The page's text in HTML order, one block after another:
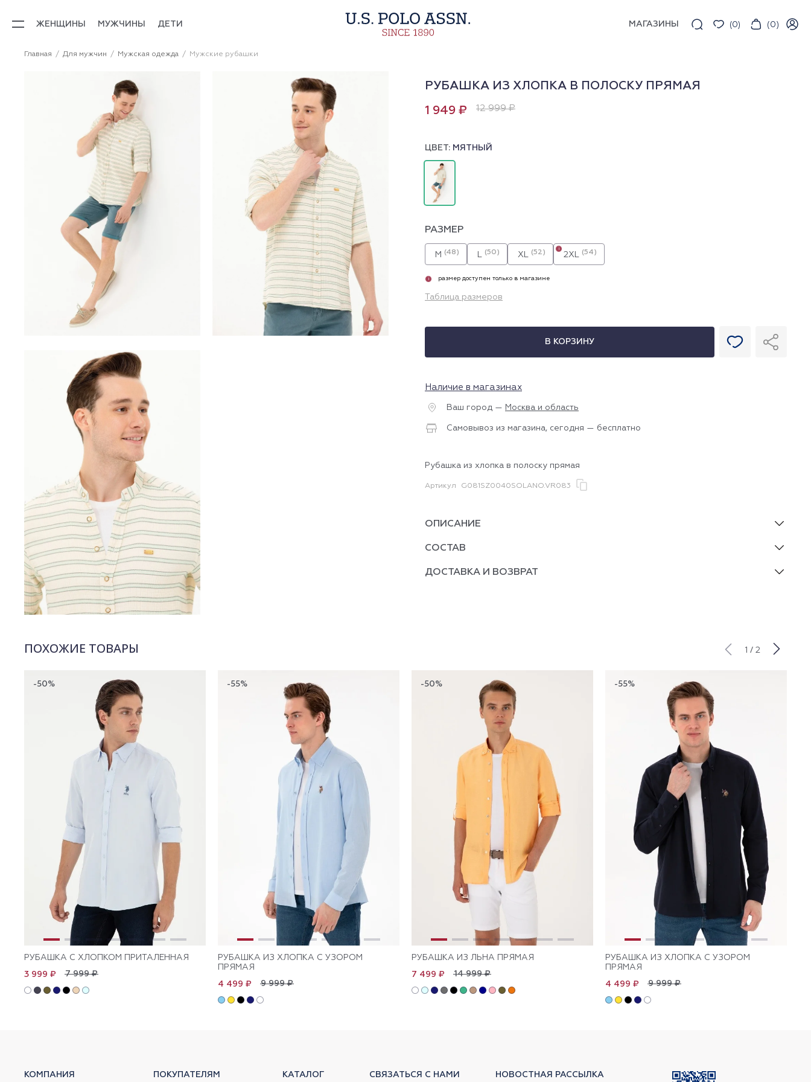
ЖЕНЩИНЫ МУЖЧИНЫ ДЕТИ МАГАЗИНЫ (0) (0)
Главная Для мужчин Мужская одежда Мужские рубашки
РУБАШКА ИЗ ХЛОПКА В ПОЛОСКУ ПРЯМАЯ
1 949 ₽ 12 999 ₽
ЦВЕТ: МЯТНЫЙ
РАЗМЕР
M (48) L (50) XL (52) 2XL (54)
i
i размер доступен только в магазине
Таблица размеров
В КОРЗИНУ
Наличие в магазинах
Ваш город — Москва и область
Самовывоз из магазина, сегодня — бесплатно
Рубашка из хлопка в полоску прямая
Артикул G081SZ0040SOLANO.VR083
ОПИСАНИЕ
СОСТАВ
ДОСТАВКА И ВОЗВРАТ
ПОХОЖИЕ ТОВАРЫ 1 / 2
-50%
РУБАШКА С ХЛОПКОМ ПРИТАЛЕННАЯ
7 999 ₽
3 999 ₽
-55%
РУБАШКА ИЗ ХЛОПКА С УЗОРОМ
ПРЯМАЯ
9 999 ₽
4 499 ₽
-50%
РУБАШКА ИЗ ЛЬНА ПРЯМАЯ
14 999 ₽
7 499 ₽
-55%
РУБАШКА ИЗ ХЛОПКА С УЗОРОМ
ПРЯМАЯ
9 999 ₽
4 499 ₽
КОМПАНИЯ ПОКУПАТЕЛЯМ КАТАЛОГ СВЯЗАТЬСЯ С НАМИ НОВОСТНАЯ РАССЫЛКА